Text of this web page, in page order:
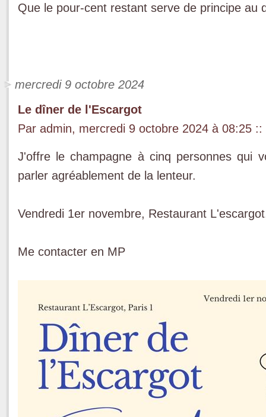
Que le pour-cent restant serve de principe au
mercredi 9 octobre 2024
Le dîner de l'Escargot
Par admin, mercredi 9 octobre 2024 à 08:25 ::
J'offre le champagne à cinq personnes qui
parler agréablement de la lenteur.
Vendredi 1er novembre, Restaurant
Me contacter en MP